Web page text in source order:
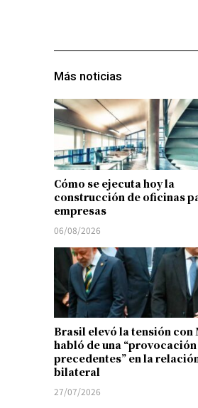
Más noticias
Cómo se ejecuta hoy la
construcción de oficinas
empresas
06/08/2026
Brasil elevó la tensión con
habló de una “provocación
precedentes” en la
bilateral
27/07/2026